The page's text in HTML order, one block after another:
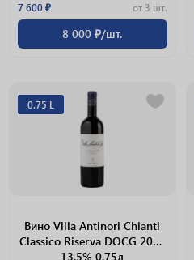
7 600 ₽ от 3 шт.
8 000 ₽/шт.
0.75 L
Вино Villa Antinori Chianti
Classico Riserva DOCG 2013
13.5% 0.75л